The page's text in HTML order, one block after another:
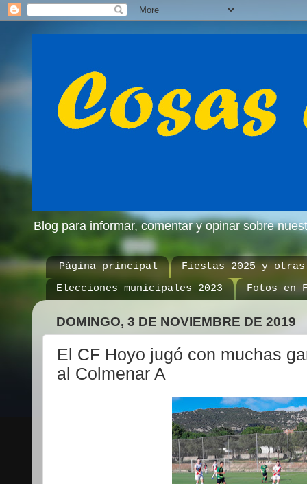
Blog para informar, comentar y opinar sobre
Página principal
Fiestas 2025 y otras
Elecciones municipales 2023
Fotos en
DOMINGO, 3 DE NOVIEMBRE DE 2019
El CF Hoyo jugó con muchas
al Colmenar A